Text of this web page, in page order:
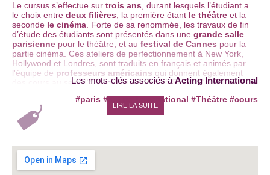
Le cursus s’effectue sur trois ans , durant lesquels l’étudiant a
le choix entre deux filières , la première étant le théâtre et la
seconde le cinéma . Forte de sa renommée, les travaux de fin
d’étude des étudiants sont présentés dans une grande salle
parisienne pour le théâtre, et au festival de Cannes pour la
partie cinéma. Ces ateliers de perfectionnement à New York,
Hollywood et Londres, sont traduits en français et animés par
l'équipe de professeurs américains qui donnent également
des cours au sein d'Acting International à Paris :Carol Fox
Teachers of America » ainsi que dans les publications
d'Acting International. Sont également organisés des week-
end acting, ouvert à tous. Fière de son palmarès, Acting
International a formé de nombreux acteurs, réalisateurs ou
Amini. L’enseignement est fondé sur une convergence entre
des techniques américaines, européennes et russes
puise chez Stella Adler, Bertolt Brecht, Michael Chekhov,
LIRE LA SUITE
Les mots-clés associés à Acting International
#paris #acting international #Théâtre #cours